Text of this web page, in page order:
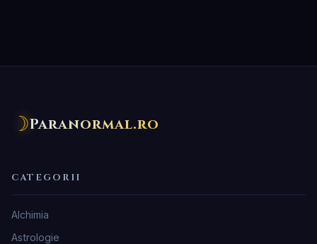
☽Paranormal.ro
CATEGORII
Alchimia
Astrologie